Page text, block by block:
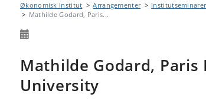
Økonomisk Institut Arrangementer
Mathilde Godard, Paris...
Mathilde Godard, Paris
University